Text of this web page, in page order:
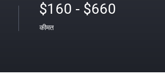
$160 - $660
कीमत